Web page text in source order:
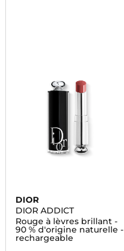
DIOR
DIOR ADDICT
Rouge à lèvres brillant -
90 % d'origine naturelle -
rechargeable